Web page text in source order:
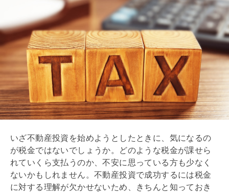
いざ不動産投資を始めようとしたときに、気になるの
が税金ではないでしょうか。どのような税金が課せら
れていくら支払うのか、不安に思っている方も少なく
ないかもしれません。不動産投資で成功するには税金
に対する理解が欠かせないため、きちんと知っておき